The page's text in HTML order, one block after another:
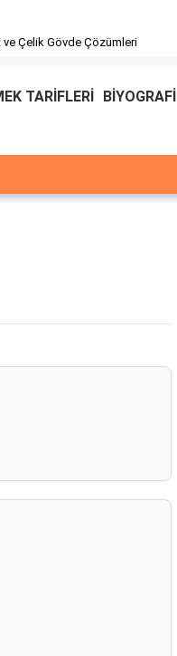
ve Çelik Gövde Çözümleri
TARİFLERİ BİYOGRAFİ